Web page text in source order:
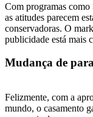
Com programas como
as atitudes parecem
conservadoras. O
publicidade está mais
Mudança de
Felizmente, com a
mundo, o casamento